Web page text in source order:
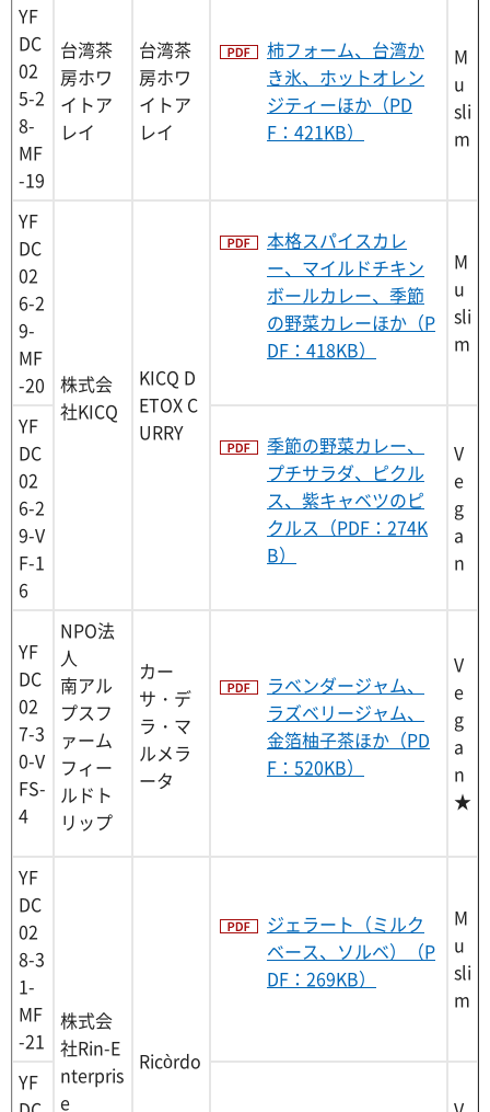
YF
DC
02
5-2
8-
MF
-19
台湾茶
房ホワ
イトア
レイ
台湾茶
房ホワ
イトア
レイ
柿フォーム、台湾か
き氷、ホットオレン
ジティーほか（PD
F：421KB）
M
u
sli
m
YF
DC
02
6-2
9-
MF
-20
株式会
社KICQ
KICQ D
ETOX C
URRY
本格スパイスカレ
ー、マイルドチキン
ボールカレー、季節
の野菜カレーほか（P
DF：418KB）
M
u
sli
m
YF
DC
02
6-2
9-V
F-1
6
季節の野菜カレー、
プチサラダ、ピクル
ス、紫キャベツのピ
クルス（PDF：274K
B）
V
e
g
a
n
YF
DC
02
7-3
0-V
FS-
4
NPO法
人
南アル
プスフ
ァーム
フィー
ルドト
リップ
カー
サ・デ
ラ・マ
ルメラ
ータ
ラベンダージャム、
ラズベリージャム、
金箔柚子茶ほか（PD
F：520KB）
V
e
g
a
n
★
YF
DC
02
8-3
1-
MF
-21
株式会
社Rin-E
nterpris
e
Ricòrdo
ジェラート（ミルク
ベース、ソルベ）（P
DF：269KB）
M
u
sli
m
YF